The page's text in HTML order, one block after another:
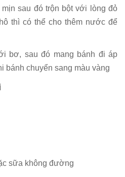
sau đó trộn bột với lòng đỏ
thì có thể cho thêm nước để
bơ, sau đó mang bánh đi áp
bánh chuyển sang màu vàng
sữa không đường